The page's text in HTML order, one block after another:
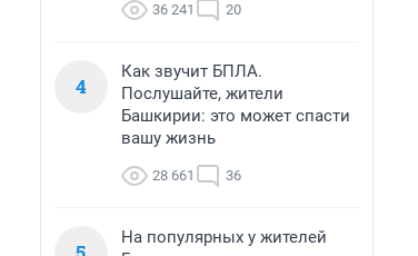
36 241 20
4
Как звучит БПЛА.
Послушайте, жители
Башкирии: это может спасти
вашу жизнь
28 661 36
На популярных у жителей